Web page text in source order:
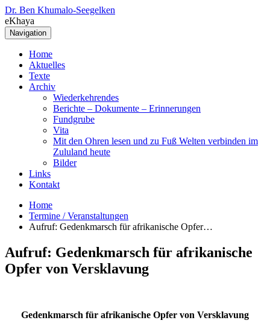
Dr. Ben Khumalo-Seegelken
eKhaya
Navigation
Home
Aktuelles
Texte
Archiv
Wiederkehrendes
Berichte – Dokumente – Erinnerungen
Fundgrube
Vita
Mit den Ohren lesen und zu Fuß Welten verbinden im
Zululand heute
Bilder
Links
Kontakt
Home
Termine / Veranstaltungen
Aufruf: Gedenkmarsch für afrikanische Opfer…
Aufruf: Gedenkmarsch für afrikanische
Opfer von Versklavung
Gedenkmarsch für afrikanische Opfer von Versklavung